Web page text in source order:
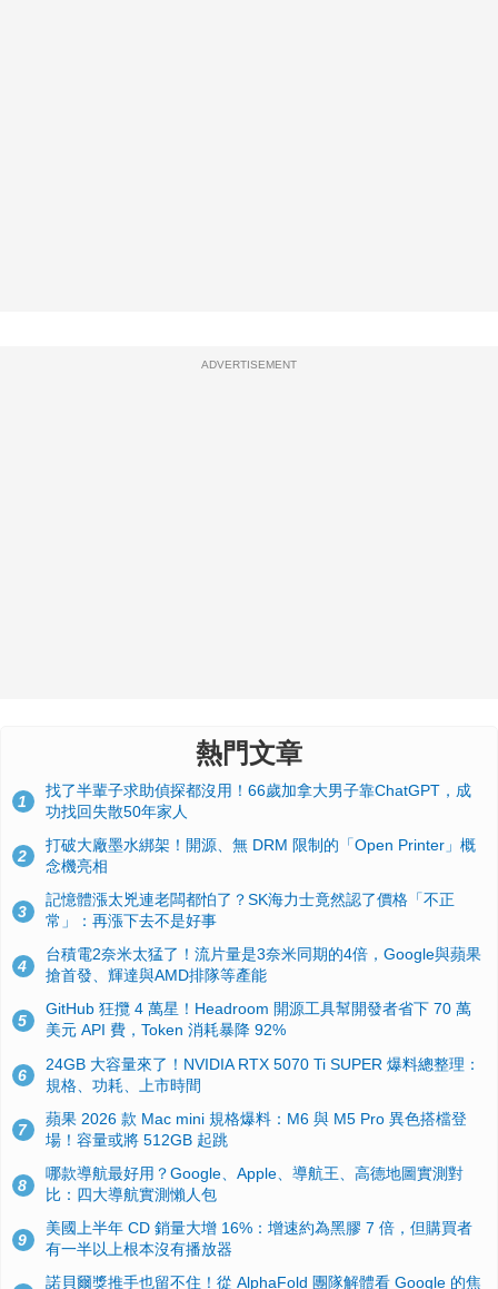
ADVERTISEMENT
熱門文章
1
找了半輩子求助偵探都沒用！66歲加拿大男子靠ChatGPT，成
功找回失散50年家人
2
打破大廠墨水綁架！開源、無 DRM 限制的「Open Printer」概
念機亮相
3
記憶體漲太兇連老闆都怕了？SK海力士竟然認了價格「不正
常」：再漲下去不是好事
4
台積電2奈米太猛了！流片量是3奈米同期的4倍，Google與蘋果
搶首發、輝達與AMD排隊等產能
5
GitHub 狂攬 4 萬星！Headroom 開源工具幫開發者省下 70 萬
美元 API 費，Token 消耗暴降 92%
6
24GB 大容量來了！NVIDIA RTX 5070 Ti SUPER 爆料總整理：
規格、功耗、上市時間
7
蘋果 2026 款 Mac mini 規格爆料：M6 與 M5 Pro 異色搭檔登
場！容量或將 512GB 起跳
8
哪款導航最好用？Google、Apple、導航王、高德地圖實測對
比：四大導航實測懶人包
9
美國上半年 CD 銷量大增 16%：增速約為黑膠 7 倍，但購買者
有一半以上根本沒有播放器
諾貝爾獎推手也留不住！從 AlphaFold 團隊解體看 Google 的焦